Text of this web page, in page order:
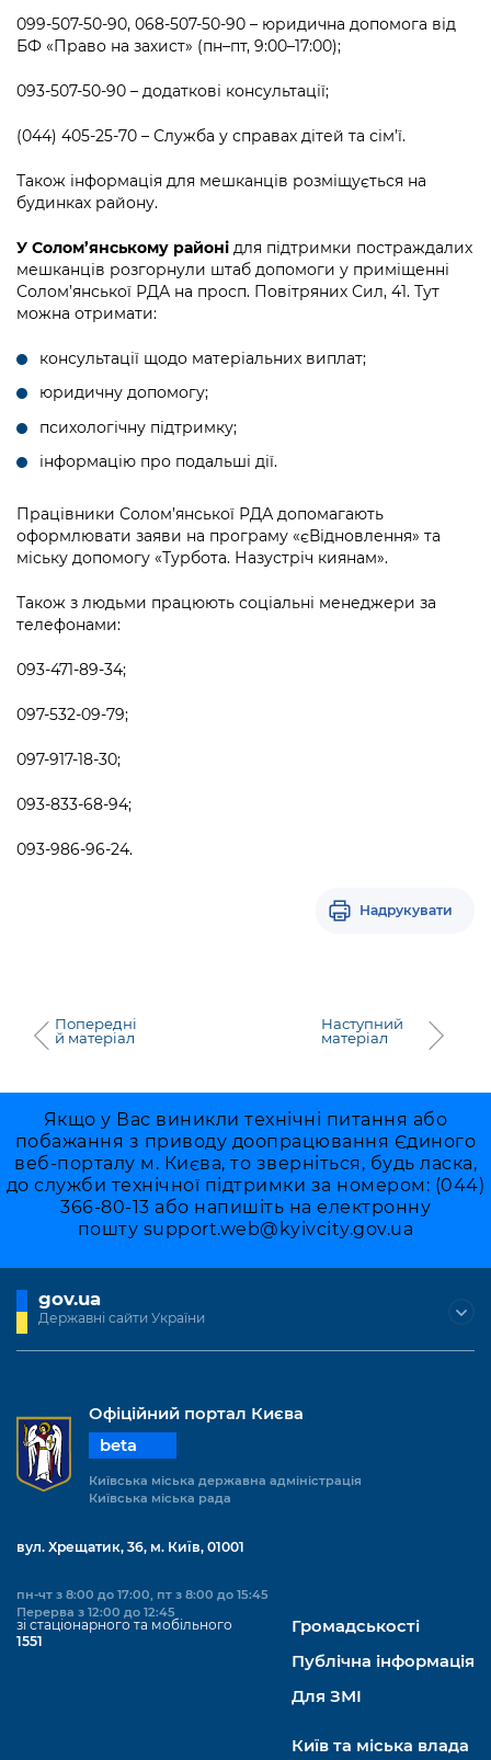
099-507-50-90, 068-507-50-90 – юридична допомога від
БФ «Право на захист» (пн–пт, 9:00–17:00);
093-507-50-90 – додаткові консультації;
(044) 405-25-70 – Служба у справах дітей та сім’ї.
Також інформація для мешканців розміщується на
будинках району.
У Солом’янському районі для підтримки постраждалих
мешканців розгорнули штаб допомоги у приміщенні
Солом’янської РДА на просп. Повітряних Сил, 41. Тут
можна отримати:
консультації щодо матеріальних виплат;
юридичну допомогу;
психологічну підтримку;
інформацію про подальші дії.
Працівники Солом’янської РДА допомагають
оформлювати заяви на програму «єВідновлення» та
міську допомогу «Турбота. Назустріч киянам».
Також з людьми працюють соціальні менеджери за
телефонами:
093-471-89-34;
097-532-09-79;
097-917-18-30;
093-833-68-94;
093-986-96-24.
Надрукувати
Попередні
й матеріал
Наступний
матеріал
Якщо у Вас виникли технічні питання або
побажання з приводу доопрацювання Єдиного
веб-порталу м. Києва, то зверніться, будь ласка,
до служби технічної підтримки за номером: (044)
366-80-13 або напишіть на електронну
пошту support.web@kyivcity.gov.ua
gov.ua
Державні сайти України
Офіційний портал Києва
beta
Київська міська державна адміністрація
Київська міська рада
вул. Хрещатик, 36, м. Київ, 01001
пн-чт з 8:00 до 17:00, пт з 8:00 до 15:45
Перерва з 12:00 до 12:45
зі стаціонарного та мобільного
1551
Громадськості
Публічна інформація
Для ЗМІ
Київ та міська влада